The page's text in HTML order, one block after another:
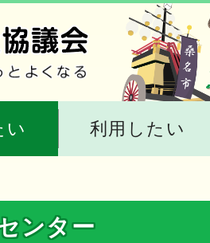
い 利用したい
ンター